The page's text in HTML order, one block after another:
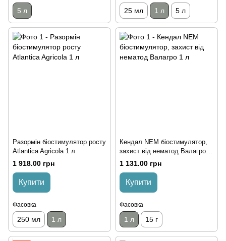
5 л 25 мл 1 л 5 л
Разормін біостимулятор росту
Atlantica Agricola 1 л
1 918.00 грн
Купити
Фасовка
250 мл 1 л
Кендал NEM біостимулятор,
захист від нематод Валагро 1
л
1 131.00 грн
Купити
Фасовка
1 л 15 г